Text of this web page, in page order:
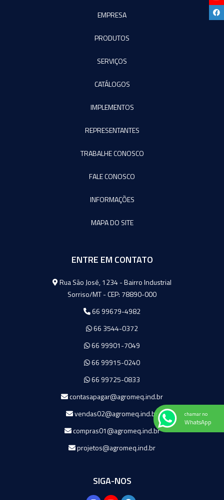
EMPRESA
PRODUTOS
SERVIÇOS
CATÁLOGOS
IMPLEMENTOS
REPRESENTANTES
TRABALHE CONOSCO
FALE CONOSCO
INFORMAÇÕES
MAPA DO SITE
ENTRE EM CONTATO
Agromeq
Rua São José, 1234 - Bairro Industrial
Sorriso/MT - CEP: 78890-000
66 99679-4982
66 3544-0372
66 99901-7049
66 99915-0240
66 99725-0833
contasapagar@agromeq.ind.br
vendas02@agromeq.ind.br
compras01@agromeq.ind.br
projetos@agromeq.ind.br
SIGA-NOS
chamar no
WhatsApp